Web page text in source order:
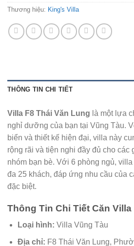
Thương hiệu: King's Villa
THÔNG TIN CHI TIẾT
Villa F8 Thái Văn Lung là một lựa
nghỉ dưỡng của bạn tại Vũng Tàu.
biển và thiết kế hiện đại, villa này
rộng rãi và tiện nghi đầy đủ cho các
nhóm bạn bè. Với 6 phòng ngủ,
đa 25 khách, đáp ứng nhu cầu của
đặc biệt.
Thông Tin Chi Tiết Căn Villa
Loại hình: Villa Vũng Tàu
Địa chỉ: F8 Thái Văn Lung,